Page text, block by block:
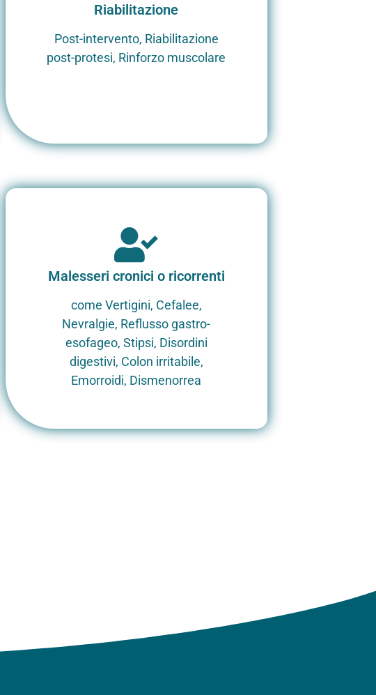
Riabilitazione
Post-intervento, Riabilitazione
post-protesi, Rinforzo muscolare
Malesseri cronici o ricorrenti
come Vertigini, Cefalee,
Nevralgie, Reflusso gastro-
esofageo, Stipsi, Disordini
digestivi, Colon irritabile,
Emorroidi, Dismenorrea